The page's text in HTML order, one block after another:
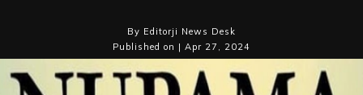
By Editorji News Desk
Published on | Apr 27, 2024